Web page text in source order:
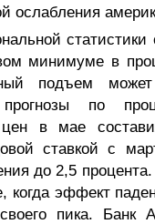
ослабления
минимуме в
подъем
прогнозы по
цен в мае
ставкой с
до 2,5
когда эффект
своего пика.